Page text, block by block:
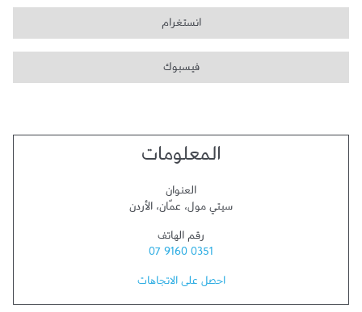
انستغرام
فيسبوك
المعلومات
العنوان
سيتي مول، عمّان، الأردن
رقم الهاتف
07 9160 0351
احصل على الاتجاهات